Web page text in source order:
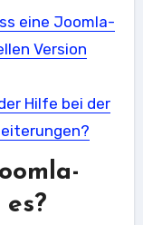
eine Joomla-
Version
Hilfe bei der